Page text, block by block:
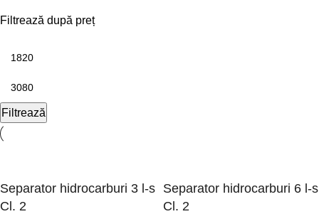
Filtrează după preț
Filtrează
Separator hidrocarburi 3 l-s
Cl. 2
Separator hidrocarburi 6 l-s
Cl. 2